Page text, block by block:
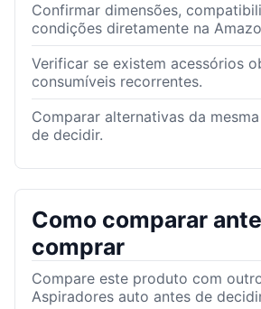
Confirmar dimensões,
condições diretamente na
Verificar se existem acessórios
consumíveis recorrentes.
Comparar alternativas da
de decidir.
Como comparar
comprar
Compare este produto com
Aspiradores auto antes de